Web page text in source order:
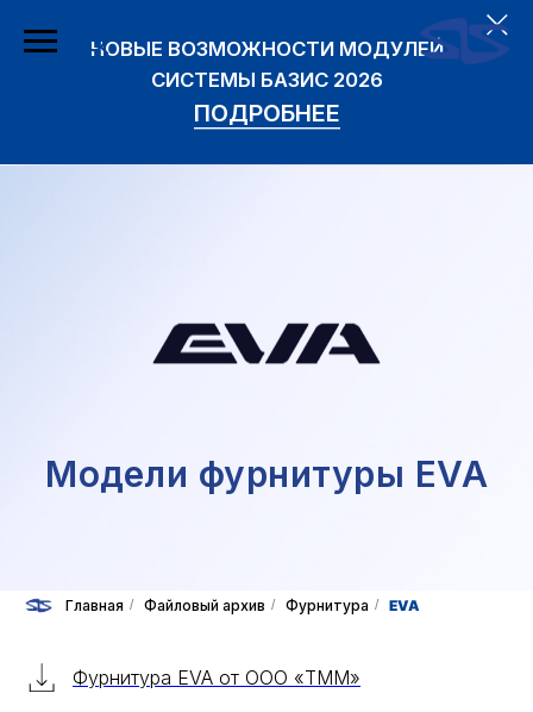
СИСТЕМЫ БАЗИС 2026
ПОДРОБНЕЕ
Модели фурнитуры EVA
Главная / Файловый архив / Фурнитура / EVA
Фурнитура EVA от ООО «ТММ»